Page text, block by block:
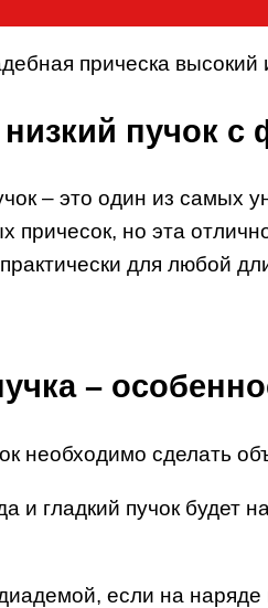
прическа высокий
пучок с
– это один из самых
но эта
для любой
–
необходимо сделать
и гладкий пучок
если на